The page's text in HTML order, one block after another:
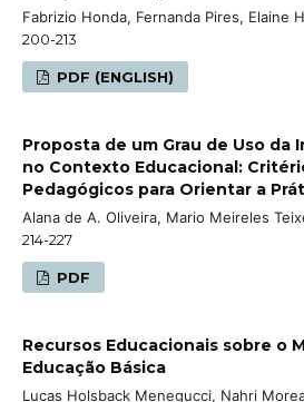
Fabrizio Honda, Fernanda Pires, Elaine
200-213
PDF (ENGLISH)
Proposta de um Grau de Uso
no Contexto Educacional:
Pedagógicos para Orientar a
Alana de A. Oliveira, Mario Meireles
214-227
PDF
Recursos Educacionais sobre o
Educação Básica
Lucas Holsback Menegucci, Nahri